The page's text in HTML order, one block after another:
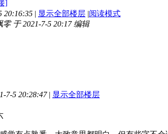
]
20:16:35 | 显示全部楼层 |阅读模式
于 2021-7-5 20:17 编辑
7-5 20:28:47 | 显示全部楼层